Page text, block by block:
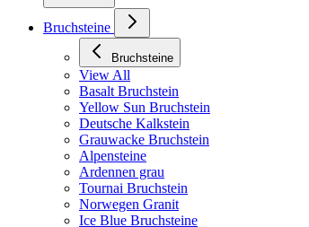
Bruchsteine
Bruchsteine
View All
Basalt Bruchstein
Yellow Sun Bruchstein
Deutsche Kalkstein
Grauwacke Bruchstein
Alpensteine
Ardennen grau
Tournai Bruchstein
Norwegen Granit
Ice Blue Bruchsteine